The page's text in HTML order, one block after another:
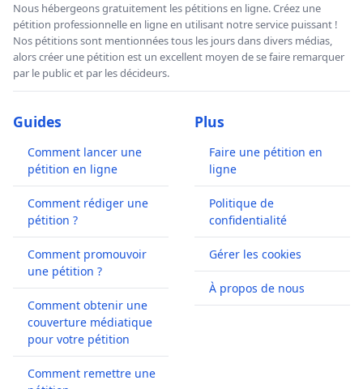
Nous hébergeons gratuitement les pétitions en ligne. Créez une
pétition professionnelle en ligne en utilisant notre service puissant !
Nos pétitions sont mentionnées tous les jours dans divers médias,
alors créer une pétition est un excellent moyen de se faire remarquer
par le public et par les décideurs.
Guides
Comment lancer une
pétition en ligne
Comment rédiger une
pétition ?
Comment promouvoir
une pétition ?
Comment obtenir une
couverture médiatique
pour votre pétition
Comment remettre une
Plus
Faire une pétition en
ligne
Politique de
confidentialité
Gérer les cookies
À propos de nous